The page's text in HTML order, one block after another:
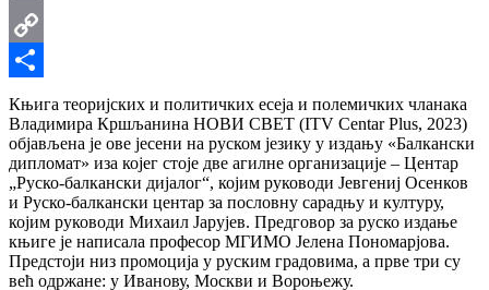
Email
Copy
Link
Share
Књига теоријских и политичких есеја и полемичких чланака
Владимира Кршљанина НОВИ СВЕТ (ITV Centar Plus, 2023)
објављена је ове јесени на руском језику у издању «Балкански
дипломат» иза којег стоје две агилне организације – Центар
„Руско-балкански дијалог“, којим руководи Јевгениј Осенков
и Руско-балкански центар за пословну сарадњу и културу,
којим руководи Михаил Јарујев. Предговор за руско издање
књиге је написала професор МГИМО Јелена Пономарјова.
Предстоји низ промоција у руским градовима, а прве три су
већ одржане: у Иванову, Москви и Вороњежу.